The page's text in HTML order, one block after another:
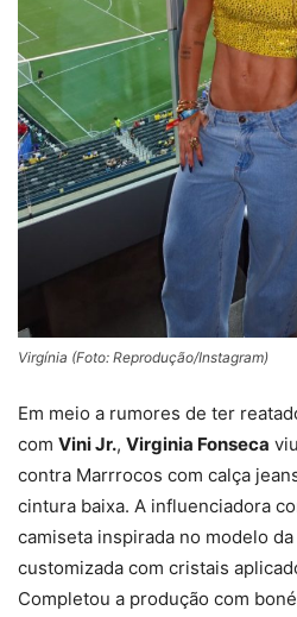
Virgínia (Foto: Reprodução/Instagram)
Em meio a rumores de ter
com Vini Jr., Virginia Fonseca
contra Marrrocos com calça
cintura baixa. A influenciadora
camiseta inspirada no modelo
customizada com cristais
Completou a produção com